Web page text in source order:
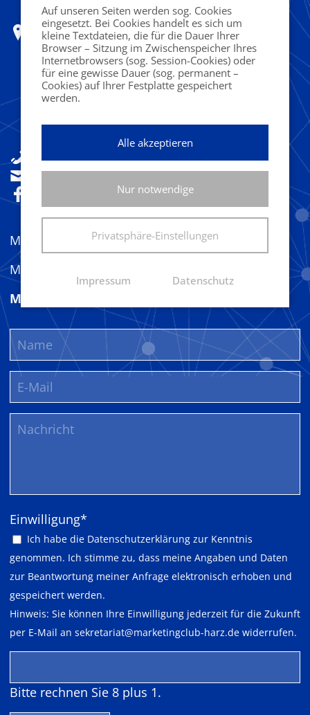
Marketing Club Harz e.V.
Herr Ferdinand Benesch
c/o Designoffice
Fritz-König-Str. 38
38667 Bad Harzburg
sekretariat@marketingclub-harz.de
Folgen Sie uns!
MC Harz bei LinkedIn
MC Harz bei Instagram
Mitglied werden
Pflichtfeld
Einwilligung*
Ich habe die Datenschutzerklärung zur Kenntnis
genommen. Ich stimme zu, dass meine Angaben und Daten
zur Beantwortung meiner Anfrage elektronisch erhoben und
gespeichert werden.
Hinweis: Sie können Ihre Einwilligung jederzeit für die Zukunft
per E-Mail an sekretariat@marketingclub-harz.de widerrufen.
Bitte rechnen Sie 8 plus 1.
Auf unseren Seiten werden sog. Cookies
eingesetzt. Bei Cookies handelt es sich um
kleine Textdateien, die für die Dauer Ihrer
Browser – Sitzung im Zwischenspeicher Ihres
Internetbrowsers (sog. Session-Cookies) oder
für eine gewisse Dauer (sog. permanent –
Cookies) auf Ihrer Festplatte gespeichert
werden.
Alle akzeptieren
Nur notwendige
Privatsphäre-Einstellungen
Impressum Datenschutz